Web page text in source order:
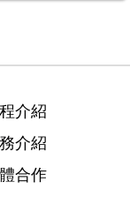
介紹
介紹
合作